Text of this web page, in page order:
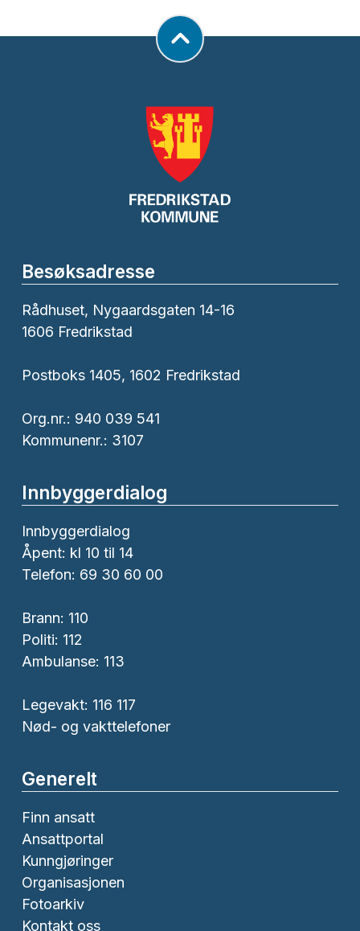
Besøksadresse
Rådhuset, Nygaardsgaten 14-16
1606 Fredrikstad
Postboks 1405, 1602 Fredrikstad
Org.nr.: 940 039 541
Kommunenr.: 3107
Innbyggerdialog
Innbyggerdialog
Åpent: kl 10 til 14
Telefon: 69 30 60 00
Brann: 110
Politi: 112
Ambulanse: 113
Legevakt: 116 117
Nød- og vakttelefoner
Generelt
Finn ansatt
Ansattportal
Kunngjøringer
Organisasjonen
Fotoarkiv
Kontakt oss